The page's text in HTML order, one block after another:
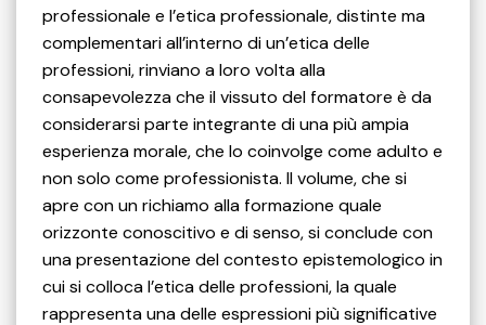
professionale e l’etica professionale, distinte ma
complementari all’interno di un’etica delle
professioni, rinviano a loro volta alla
consapevolezza che il vissuto del formatore è da
considerarsi parte integrante di una più ampia
esperienza morale, che lo coinvolge come adulto e
non solo come professionista. Il volume, che si
apre con un richiamo alla formazione quale
orizzonte conoscitivo e di senso, si conclude con
una presentazione del contesto epistemologico in
cui si colloca l’etica delle professioni, la quale
rappresenta una delle espressioni più significative